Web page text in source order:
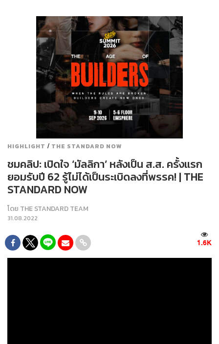
HIGHLIGHT / THE STANDARD NOW
ชมคลิป: เปิดใจ ‘มัลลิกา’ หลังเป็น ส.ส. ครั้งแรก
ยอมรับปี 62 รู้ไม่ได้เป็นระเบิดลงที่พรรค! | THE
STANDARD NOW
โดย THE STANDARD TEAM
31.08.2022
1.6K